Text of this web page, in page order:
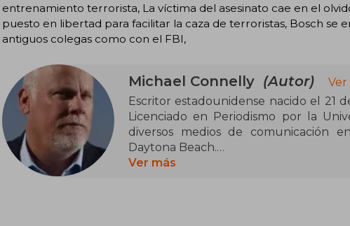
entrenamiento terrorista, La víctima del asesinato cae en el
puesto en libertad para facilitar la caza de terroristas, Bosch se
antiguos colegas como con el FBI,
Michael Connelly (Autor)
Escritor estadounidense nacido el 21
Licenciado en Periodismo por la
diversos medios de comunicación
Daytona Beach.
Ver más